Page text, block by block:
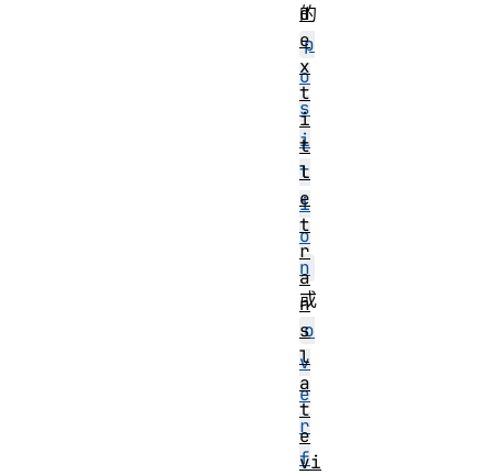
的
p
o
s
i
t
i
o
n
或
o
v
e
r
f
d
e
x
t
i
t
l
e
t
r
a
n
s
l
a
t
e
vi